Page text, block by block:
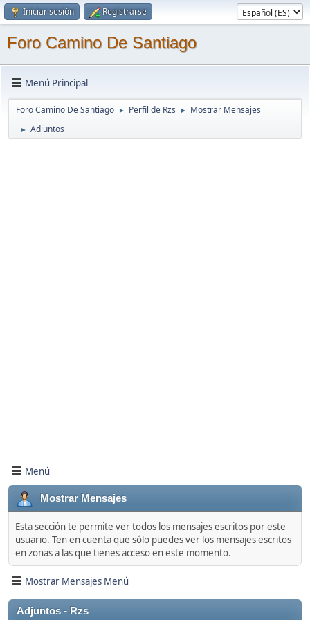
Iniciar sesión Registrarse
Foro Camino De Santiago
Menú Principal
Foro Camino De Santiago ► Perfil de Rzs ► Mostrar Mensajes
► Adjuntos
Menú
Mostrar Mensajes
Esta sección te permite ver todos los mensajes escritos por este
usuario. Ten en cuenta que sólo puedes ver los mensajes escritos
en zonas a las que tienes acceso en este momento.
Mostrar Mensajes Menú
Adjuntos - Rzs